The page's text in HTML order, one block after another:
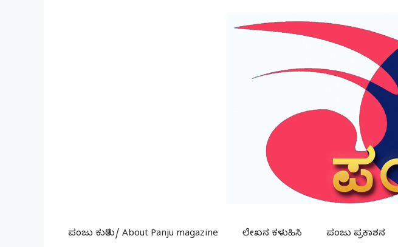
ಪಂಜು ಕುರಿತು/ About Panju magazine ಲೇಖನ ಕಳುಹಿಸಿ ಪಂಜು ಪ್ರಕಾಶನ